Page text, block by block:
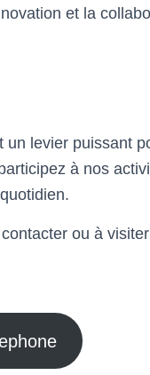
et la
levier puissant
à nos
ou à